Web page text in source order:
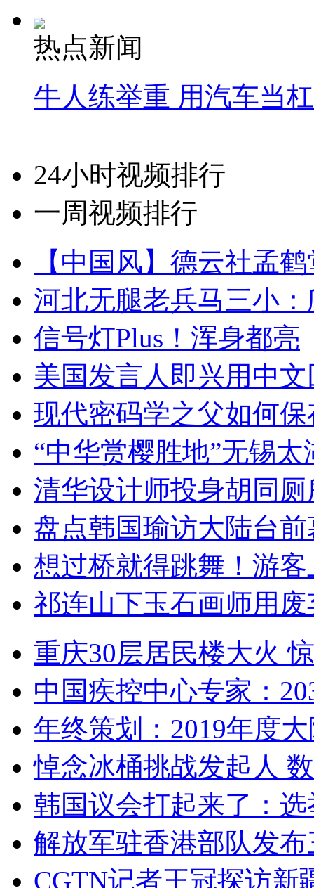
热点新闻
牛人练举重 用汽车当
24小时视频排行
一周视频排行
【中国风】德云社孟
河北无腿老兵马三小
信号灯Plus！浑身都亮
美国发言人即兴用中
现代密码学之父如何
“中华赏樱胜地”无锡
清华设计师投身胡同
盘点韩国瑜访大陆台
想过桥就得跳舞！游客
祁连山下玉石画师用
重庆30层居民楼大火
中国疾控中心专家：
年终策划：2019年度
悼念冰桶挑战发起人
韩国议会打起来了：
解放军驻香港部队发
CGTN记者王冠探访新